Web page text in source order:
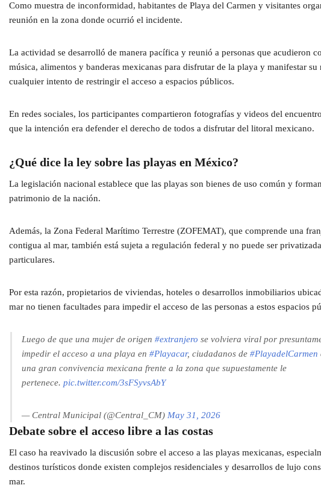
Como muestra de inconformidad, habitantes de Playa del Carmen y visitantes
reunión en la zona donde ocurrió el incidente.
La actividad se desarrolló de manera pacífica y reunió a personas que acudieron
música, alimentos y banderas mexicanas para disfrutar de la playa y manifestar su
cualquier intento de restringir el acceso a espacios públicos.
En redes sociales, los participantes compartieron fotografías y videos del
que la intención era defender el derecho de todos a disfrutar del litoral mexicano.
¿Qué dice la ley sobre las playas en México?
La legislación nacional establece que las playas son bienes de uso común y
patrimonio de la nación.
Además, la Zona Federal Marítimo Terrestre (ZOFEMAT), que comprende una
contigua al mar, también está sujeta a regulación federal y no puede ser
particulares.
Por esta razón, propietarios de viviendas, hoteles o desarrollos inmobiliarios
mar no tienen facultades para impedir el acceso de las personas a estos espacios
Luego de que una mujer de origen #extranjero se volviera viral por
impedir el acceso a una playa en #Playacar, ciudadanos de #PlayadelCarmen
una gran convivencia mexicana frente a la zona que supuestamente le
pertenece. pic.twitter.com/3sFSyvsAbY
— Central Municipal (@Central_CM) May 31, 2026
Debate sobre el acceso libre a las costas
El caso ha reavivado la discusión sobre el acceso a las playas mexicanas,
destinos turísticos donde existen complejos residenciales y desarrollos de lujo
mar.